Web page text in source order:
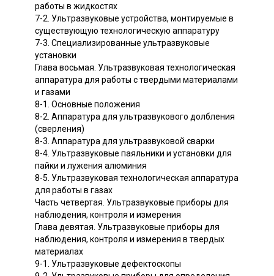
работы в жидкостях
7-2. Ультразвуковые устройства, монтируемые в
существующую технологическую аппаратуру
7-3. Специализированные ультразвуковые
установки
Глава восьмая. Ультразвуковая технологическая
аппаратура для работы с твердыми материалами
и газами
8-1. Основные положения
8-2. Аппаратура для ультразвукового долбления
(сверления)
8-3. Аппаратура для ультразвуковой сварки
8-4. Ультразвуковые паяльники и установки для
пайки и лужения алюминия
8-5. Ультразвуковая технологическая аппаратура
для работы в газах
Часть четвертая. Ультразвуковые приборы для
наблюдения, контроля и измерения
Глава девятая. Ультразвуковые приборы для
наблюдения, контроля и измерения в твердых
материалах
9-1. Ультразвуковые дефектоскопы